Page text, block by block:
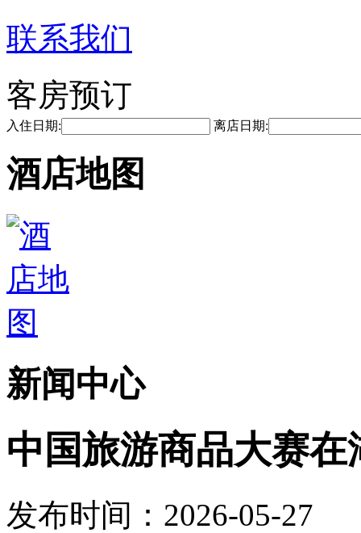
联系我们
客房预订
入住日期: 离店日期:
酒店地图
新闻中心
中国旅游商品大赛
发布时间：2026-05-27